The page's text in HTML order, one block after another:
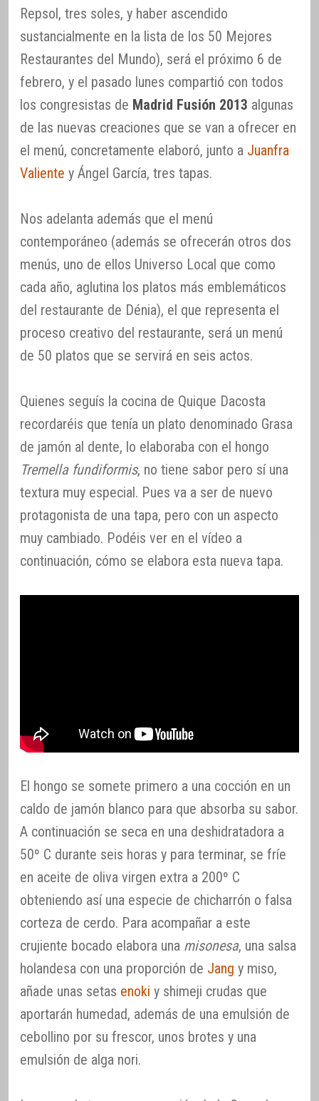
Repsol, tres soles, y haber ascendido
sustancialmente en la lista de los 50 Mejores
Restaurantes del Mundo), será el próximo 6 de
febrero, y el pasado lunes compartió con todos
los congresistas de Madrid Fusión 2013 algunas
de las nuevas creaciones que se van a ofrecer en
el menú, concretamente elaboró, junto a Juanfra
Valiente y Ángel García, tres tapas.
Nos adelanta además que el menú
contemporáneo (además se ofrecerán otros dos
menús, uno de ellos Universo Local que como
cada año, aglutina los platos más emblemáticos
del restaurante de Dénia), el que representa el
proceso creativo del restaurante, será un menú
de 50 platos que se servirá en seis actos.
Quienes seguís la cocina de Quique Dacosta
recordaréis que tenía un plato denominado Grasa
de jamón al dente, lo elaboraba con el hongo
Tremella fundiformis, no tiene sabor pero sí una
textura muy especial. Pues va a ser de nuevo
protagonista de una tapa, pero con un aspecto
muy cambiado. Podéis ver en el vídeo a
continuación, cómo se elabora esta nueva tapa.
El hongo se somete primero a una cocción en un
caldo de jamón blanco para que absorba su sabor.
A continuación se seca en una deshidratadora a
50º C durante seis horas y para terminar, se fríe
en aceite de oliva virgen extra a 200º C
obteniendo así una especie de chicharrón o falsa
corteza de cerdo. Para acompañar a este
crujiente bocado elabora una misonesa, una salsa
holandesa con una proporción de Jang y miso,
añade unas setas enoki y shimeji crudas que
aportarán humedad, además de una emulsión de
cebollino por su frescor, unos brotes y una
emulsión de alga nori.